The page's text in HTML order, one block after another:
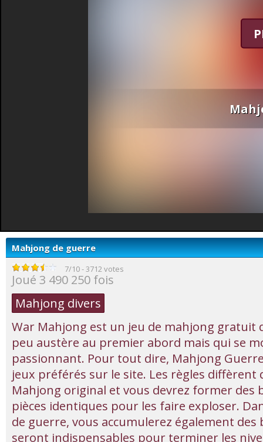
Mahjong de guerre
7/10-3712votes
Joué 3 490 250 fois
Mahjong divers
War Mahjong est un jeu de mahjong gratuit
peu austère au premier abord mais qui se
passionnant. Pour tout dire, Mahjong
jeux préférés sur le site. Les règles diffèrent
Mahjong original et vous devrez former des
pièces identiques pour les faire exploser.
de guerre, vous accumulerez également des
seront indispensables pour terminer les